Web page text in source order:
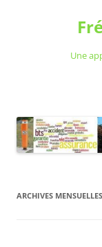
Une
ARCHIVES